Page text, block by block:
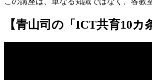
【青山司の「ICT共育10